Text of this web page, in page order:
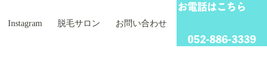
Instagram 脱毛サロン お問い合わせ
お電話はこちら
052-886-3339